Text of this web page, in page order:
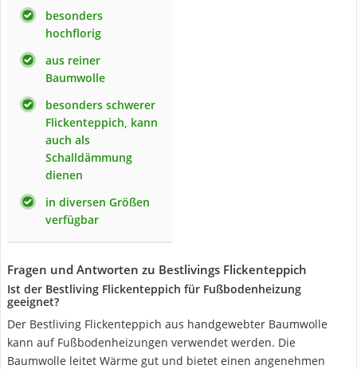
besonders
hochflorig
aus reiner
Baumwolle
besonders schwerer
Flickenteppich, kann
auch als
Schalldämmung
dienen
in diversen Größen
verfügbar
Fragen und Antworten zu Bestlivings Flickenteppich
Ist der Bestliving Flickenteppich für Fußbodenheizung
geeignet?
Der Bestliving Flickenteppich aus handgewebter Baumwolle
kann auf Fußbodenheizungen verwendet werden. Die
Baumwolle leitet Wärme gut und bietet einen angenehmen